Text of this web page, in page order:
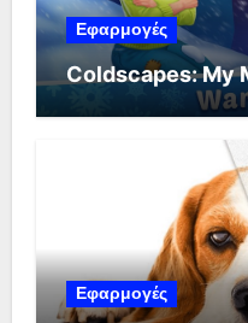
Εφαρμογές
Coldscapes: My
Εφαρμογές